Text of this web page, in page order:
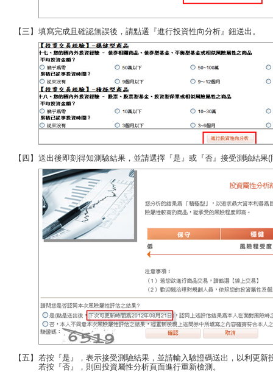
【三】 填寫完成且確認無誤後，請點選『進行投資性向分析』鈕送出。
【四】 送出後即刻得知測驗結果，並請選擇『是』或『否』接受測驗結果
【五】 若按『是』，表示接受測驗結果，並請輸入驗證碼送出，以利更新
若按『否』，則回投資屬性分析頁面進行重新檢測。